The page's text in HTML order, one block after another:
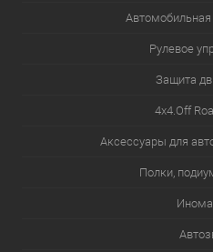
Автомобильная
Рулевое
Защита
4х4.Off
Аксессуары для
Полки,